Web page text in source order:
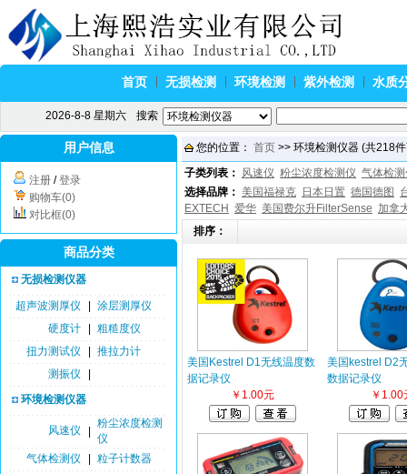
首页 无损检测 环境检测 紫外检测 水质
2026-8-8 星期六 搜索
用户信息
注册 /登录
购物车(0)
对比框(0)
商品分类
无损检测仪器
超声波测厚仪
涂层测厚仪
硬度计
粗糙度仪
扭力测试仪
推拉力计
测振仪
环境检测仪器
风速仪
粉尘浓度检测
仪
气体检测仪
粒子计数器
您的位置： 首页 >> 环境检测仪器 (共218
子类列表： 风速仪 粉尘浓度检测仪 气体检
选择品牌： 美国福禄克 日本日置 德国德图
EXTECH 爱华 美国费尔升FilterSense 加拿
排序：
美国Kestrel D1无线温度数
据记录仪
￥1.00元
美国kestrel D2
数据记录仪
￥1.00